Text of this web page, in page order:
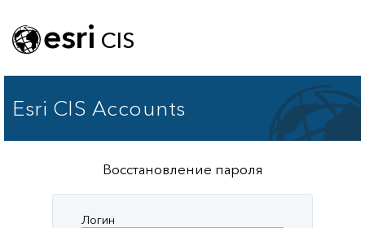
esri CIS
Esri CIS Accounts
Восстановление пароля
Логин